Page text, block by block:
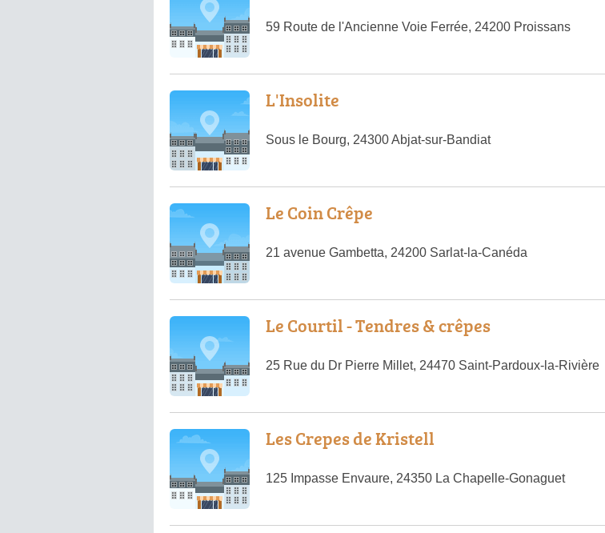
59 Route de l'Ancienne Voie Ferrée, 24200 Proissans
L'Insolite
Sous le Bourg, 24300 Abjat-sur-Bandiat
Le Coin Crêpe
21 avenue Gambetta, 24200 Sarlat-la-Canéda
Le Courtil - Tendres & crêpes
25 Rue du Dr Pierre Millet, 24470 Saint-Pardoux-la-Rivière
Les Crepes de Kristell
125 Impasse Envaure, 24350 La Chapelle-Gonaguet